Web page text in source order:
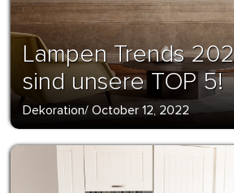
Lampen Trends
sind unsere TOP 5!
Dekoration/ October 12, 2022